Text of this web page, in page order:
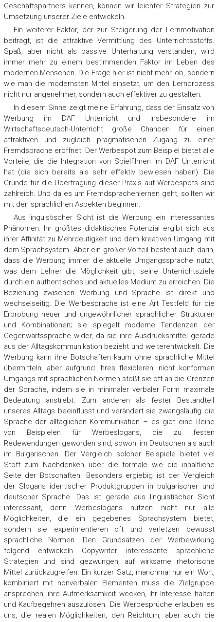
Geschäftspartners kennen, können wir leichter Strategien zur
Umsetzung unserer Ziele entwickeln.
Ein weiterer Faktor, der zur Steigerung der Lernmotivation
beiträgt, ist die attraktive Vermittlung des Unterrichtsstoffs.
Spaß, aber nicht als passive Unterhaltung verstanden, wird
immer mehr zu einem bestimmenden Faktor im Leben des
modernen Menschen. Die Frage hier ist nicht mehr, ob, sondern
wie man die modernsten Mittel einsetzt, um den Lernprozess
nicht nur angenehmer, sondern auch effektiver zu gestalten.
In diesem Sinne zeigt meine Erfahrung, dass der Einsatz von
Werbung im DAF Unterricht und insbesondere im
Wirtschaftsdeutsch-Unterricht große Chancen für einen
attraktiven und zugleich pragmatischen Zugang zu einer
Fremdsprache eröffnet. Der Werbespot zum Beispiel bietet alle
Vorteile, die die Integration von Spielfilmen im DAF Unterricht
hat (die sich bereits als sehr effektiv bewiesen haben). Die
Gründe für die Übertragung dieser Praxis auf Werbespots sind
zahlreich. Und da es um Fremdsprachenlernen geht, sollten wir
mit den sprachlichen Aspekten beginnen.
Aus linguistischer Sicht ist die Werbung ein interessantes
Phänomen. Ihr größtes didaktisches Potenzial ergibt sich aus
ihrer Affinität zu Mehrdeutigkeit und dem kreativen Umgang mit
dem Sprachsystem. Аber ein großer Vorteil besteht auch darin,
dass die Werbung immer die aktuelle Umgangssprache nutzt,
was dem Lehrer die Möglichkeit gibt, seine Unterrichtsziele
durch ein authentisches und aktuelles Medium zu erreichen. Die
Beziehung zwischen Werbung und Sprache ist direkt und
wechselseitig. Die Werbesprache ist eine Art Testfeld für die
Erprobung neuer und ungewöhnlicher sprachlicher Strukturen
und Kombinationen; sie spiegelt moderne Tendenzen der
Gegenwartssprache wider, da sie ihre Ausdrucksmittel gerade
aus der Alltagskommunikation bezieht und weiterentwickelt. Die
Werbung kann ihre Botschaften kaum ohne sprachliche Mittel
übermitteln, aber aufgrund ihres flexibleren, nicht konformen
Umgangs mit sprachlichen Normen stößt sie oft an die Grenzen
der Sprache, indem sie in minimaler verbaler Form maximale
Bedeutung anstrebt. Zum anderen als fester Bestandteil
unseres Alltags beeinflusst und verändert sie zwangsläufig die
Sprache der alltäglichen Kommunikation – es gibt eine Reihe
von Beispielen für Werbeslogans, die zu festen
Redewendungen geworden sind, sowohl im Deutschen als auch
im Bulgarischen. Der Vergleich solcher Beispiele bietet viel
Stoff zum Nachdenken über die formale wie die inhaltliche
Seite der Botschaften. Besonders ergiebig ist der Vergleich
der Slogans identischer Produktgruppen in bulgarischer und
deutscher Sprache. Das ist gerade aus linguistischer Sicht
interessant, denn Werbeslogans nutzen nicht nur alle
Möglichkeiten, die ein gegebenes Sprachsystem bietet,
sondern sie experimentieren oft und verletzen bewusst
sprachliche Normen. Den Grundsätzen der Werbewirkung
folgend entwickeln Copywriter interessante sprachliche
Strategien und sind gezwungen, auf wirksame rhetorische
Mittel zurückzugreifen. Ein kurzer Satz, manchmal nur ein Wort,
kombiniert mit nonverbalen Elementen muss die Zielgruppe
ansprechen, ihre Aufmerksamkeit wecken, ihr Interesse halten
und Kaufbegehren auszulösen. Die Werbesprüche erlauben es
uns, die realen Möglichkeiten, den Reichtum, aber auch die